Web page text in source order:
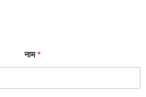
a
r
नाम*